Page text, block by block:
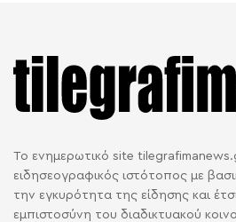
Το ενημερωτικό site
ειδησεογραφικός ιστότοπος με
την εγκυρότητα της είδησης και
εμπιστοσύνη του διαδικτυακού